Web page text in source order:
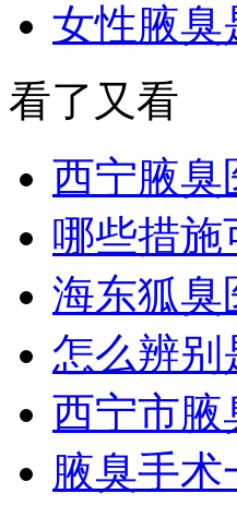
女性腋臭
看了又看
西宁腋臭
哪些措施
海东狐臭
怎么辨别
西宁市腋
腋臭手